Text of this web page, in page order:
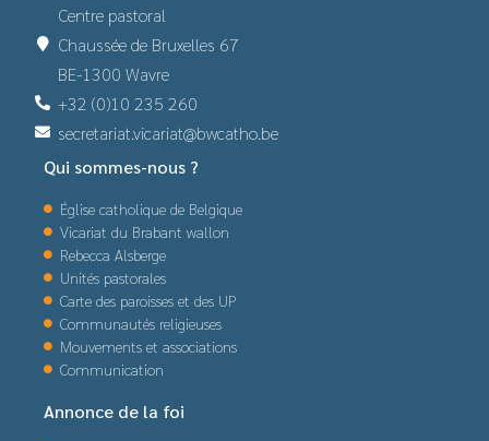
Centre pastoral
Chaussée de Bruxelles 67
BE-1300 Wavre
+32 (0)10 235 260
secretariat.vicariat@bwcatho.be
Qui sommes-nous ?
Église catholique de Belgique
Vicariat du Brabant wallon
Rebecca Alsberge
Unités pastorales
Carte des paroisses et des UP
Communautés religieuses
Mouvements et associations
Communication
Annonce de la foi